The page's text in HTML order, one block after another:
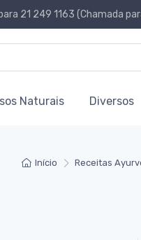
21 249 1163 (Chamada
Naturais Diversos
Início Receitas